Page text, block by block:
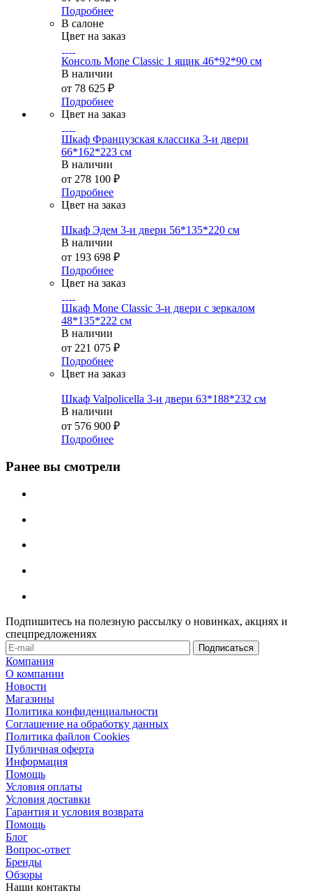
Подробнее
В салоне
Цвет на заказ
Консоль Mone Classic 1 ящик 46*92*90 см
В наличии
от 78 625 ₽
Подробнее
Цвет на заказ
Шкаф Французская классика 3-и двери
66*162*223 см
В наличии
от 278 100 ₽
Подробнее
Цвет на заказ
Шкаф Эдем 3-и двери 56*135*220 см
В наличии
от 193 698 ₽
Подробнее
Цвет на заказ
Шкаф Mone Classic 3-и двери с зеркалом
48*135*222 см
В наличии
от 221 075 ₽
Подробнее
Цвет на заказ
Шкаф Valpolicella 3-и двери 63*188*232 см
В наличии
от 576 900 ₽
Подробнее
Ранее вы смотрели
Подпишитесь на полезную рассылку о новинках, акциях и
спецпредложениях
Компания
О компании
Новости
Магазины
Политика конфиденциальности
Соглашение на обработку данных
Политика файлов Cookies
Публичная оферта
Информация
Помощь
Условия оплаты
Условия доставки
Гарантия и условия возврата
Помощь
Блог
Вопрос-ответ
Бренды
Обзоры
Наши контакты